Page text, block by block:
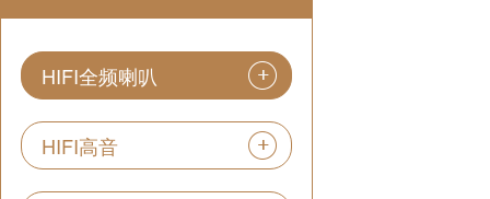
HIFI全频喇叭
HIFI高音